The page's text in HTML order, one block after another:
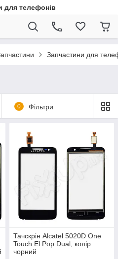
для телефонів
Запчастини для
0 Фільтри
Тачскрін Alcatel 5020D One
Touch El Pop Dual, колір
чорний